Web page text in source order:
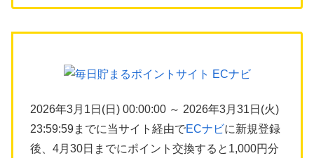
2026年3月1日(日) 00:00:00 ～ 2026年3月31日(火)
23:59:59までに当サイト経由でECナビに新規登録
後、4月30日までにポイント交換すると1,000円分